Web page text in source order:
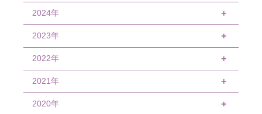
7月
6月
5月
4月
3月
12月
11月
10月
9月
8月
2024年 +
12月
11月
10月
9月
2023年 +
12月
11月
10月
2022年 +
12月
11月
2021年 +
12月
2020年 +